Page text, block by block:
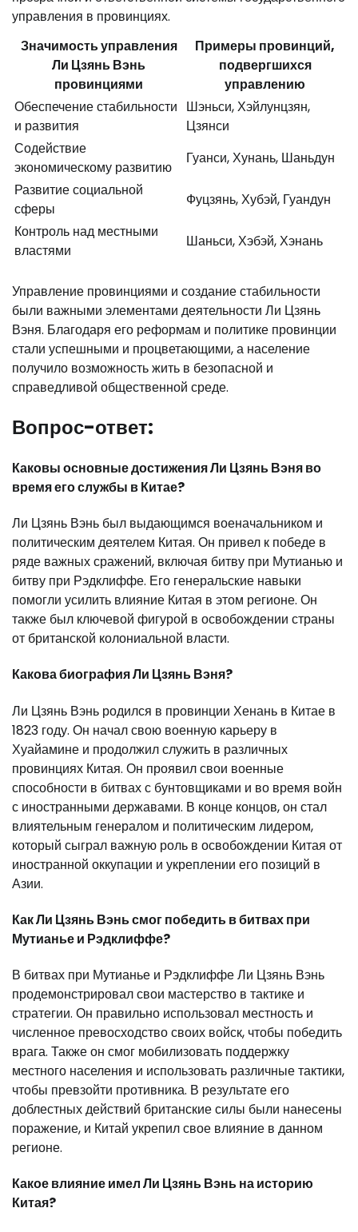
управления в провинциях.
Значимость управления
Ли Цзянь Вэнь
провинциями
Примеры провинций,
подвергшихся
управлению
Обеспечение стабильности
и развития
Шэньси, Хэйлунцзян,
Цзянси
Содействие
экономическому развитию
Гуанси, Хунань, Шаньдун
Развитие социальной
сферы
Фуцзянь, Хубэй, Гуандун
Контроль над местными
властями
Шаньси, Хэбэй, Хэнань
Управление провинциями и создание стабильности
были важными элементами деятельности Ли Цзянь
Вэня. Благодаря его реформам и политике провинции
стали успешными и процветающими, а население
получило возможность жить в безопасной и
справедливой общественной среде.
Вопрос-ответ:
Каковы основные достижения Ли Цзянь Вэня во
время его службы в Китае?
Ли Цзянь Вэнь был выдающимся военачальником и
политическим деятелем Китая. Он привел к победе в
ряде важных сражений, включая битву при Мутианью и
битву при Рэдклиффе. Его генеральские навыки
помогли усилить влияние Китая в этом регионе. Он
также был ключевой фигурой в освобождении страны
от британской колониальной власти.
Какова биография Ли Цзянь Вэня?
Ли Цзянь Вэнь родился в провинции Хенань в Китае в
1823 году. Он начал свою военную карьеру в
Хуайамине и продолжил служить в различных
провинциях Китая. Он проявил свои военные
способности в битвах с бунтовщиками и во время войн
с иностранными державами. В конце концов, он стал
влиятельным генералом и политическим лидером,
который сыграл важную роль в освобождении Китая от
иностранной оккупации и укреплении его позиций в
Азии.
Как Ли Цзянь Вэнь смог победить в битвах при
Мутианье и Рэдклиффе?
В битвах при Мутианье и Рэдклиффе Ли Цзянь Вэнь
продемонстрировал свои мастерство в тактике и
стратегии. Он правильно использовал местность и
численное превосходство своих войск, чтобы победить
врага. Также он смог мобилизовать поддержку
местного населения и использовать различные тактики,
чтобы превзойти противника. В результате его
доблестных действий британские силы были нанесены
поражение, и Китай укрепил свое влияние в данном
регионе.
Какое влияние имел Ли Цзянь Вэнь на историю
Китая?